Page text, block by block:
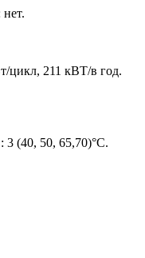
цикл, 211 кВТ/в год.
3 (40, 50, 65,70)°С.